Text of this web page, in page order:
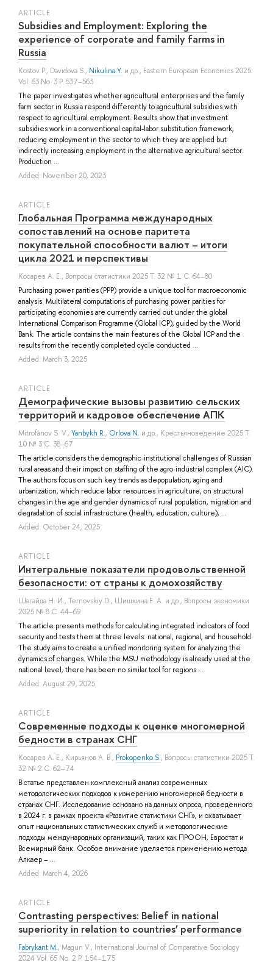
ARTICLE
Subsidies and Employment: Exploring the
experience of corporate and family farms in
Russia
Kostov P., Davidova S., Nikulina Y. и др., Eastern European Economics 2025
Vol. 63 No. 3 P. 537–563
The paper investigates whether agricultural enterprises and the family
farm sector in Russia respond differently to agricultural subsidies with
respect to agricultural employment. Results show that investment
subsidies work in a conventional capital-labor substitution framework,
reducing employment in the sector to which they are applied but
indirectly increasing employment in the alternative agricultural sector.
Production ...
Added: November 20, 2023
ARTICLE
Глобальная Программа международных
сопоставлений на основе паритета
покупательной способности валют – итоги
цикла 2021 и перспективы
Косарев А. Е., Вопросы статистики 2025 Т. 32 № 1 С. 64–80
Purchasing power parities (PPP) provide a unique tool for macroeconomic
analysis. Multilateral computations of purchasing power parities for
participating economies are currently carried out under the global
International Comparison Programme (Global ICP), guided by the World
Bank. The article contains the main features of the Global ICP and the
results from the recently completed cycle conducted ...
Added: March 3, 2025
ARTICLE
Демографические вызовы развитию сельских
территорий и кадровое обеспечение АПК
Mitrofanov S. V., Yanbykh R., Orlova N. и др., Крестьяноведение 2025 Т.
10 № 3 С. 38–67
The article considers the demographic-institutional challenges of Russian
rural areas and their impact on staffing of the agro-industrial complex (AIC).
The authors focus on such key trends as depopulation, aging and
urbanization, which reduce labor resources in agriculture, on structural
changes in the age and gender dynamics of rural population, migration and
degradation of social infrastructure (health, education, culture), ...
Added: October 24, 2025
ARTICLE
Интегральные показатели продовольственной
безопасности: от страны к домохозяйству
Шагайда Н. И., Ternovskiy D., Шишкина Е. А. и др., Вопросы экономики
2025 № 8 С. 44–69
The article presents methods for calculating integrated indicators of food
security and tests them at three levels: national, regional, and household.
The study aims to create a unified monitoring system for analyzing the
dynamics of changes. While the MSU methodology is already used at the
national level, there has been no similar tool for regions ...
Added: August 29, 2025
ARTICLE
Современные подходы к оценке многомерной
бедности в странах СНГ
Косарев А. Е., Кирьянов А. В., Prokopenko S., Вопросы статистики 2025 Т.
32 № 2 С. 62–74
В статье представлен комплексный анализ современных
методологических подходов к измерению многомерной бедности в
странах СНГ. Исследование основано на данных опроса, проведенного
в 2024 г. в рамках проекта «Развитие статистики СНГ», и охватывает
опыт национальных статистических служб и методологические
подходы международных организаций, таких как ПРООН, Евростат и
Всемирный банк. Особое внимание уделяется применению метода
Алкаер – ...
Added: March 4, 2026
ARTICLE
Contrasting perspectives: Belief in national
superiority in relation to countries’ performance
Fabrykant M., Magun V., International Journal of Comparative Sociology
2024 Vol. 65 No. 2 P. 154–175